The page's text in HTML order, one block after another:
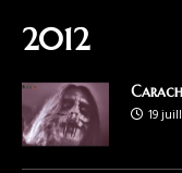
2012
19